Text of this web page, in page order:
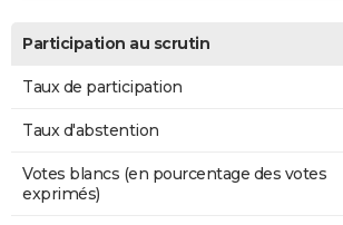
Participation au scrutin
Taux de participation
Taux d'abstention
Votes blancs (en pourcentage des votes
exprimés)